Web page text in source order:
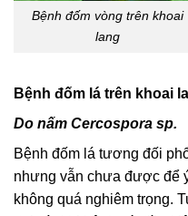
Bệnh đốm vòng trên khoai
lang
Bệnh đốm lá trên khoai
Do nấm Cercospora sp.
Bệnh đốm lá tương đối
nhưng vẫn chưa được để
không quá nghiêm trọng.